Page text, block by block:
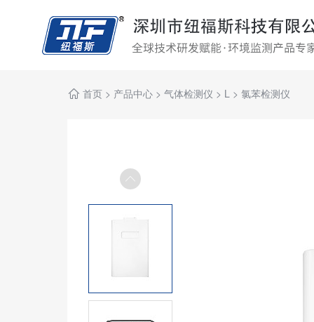
首页 > 产品中心 > 气体检测仪 > L > 氯苯检测仪